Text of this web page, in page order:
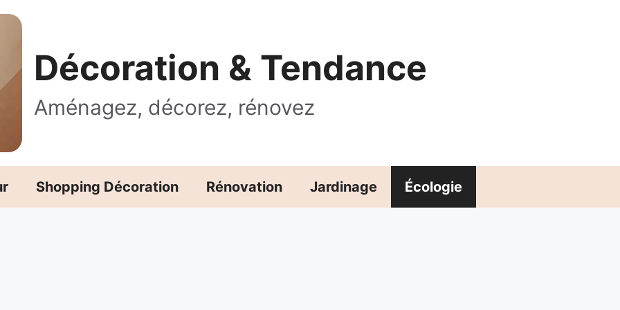
Décoration & Tendance
Aménagez, décorez, rénovez
Shopping Décoration Rénovation Jardinage Écologie